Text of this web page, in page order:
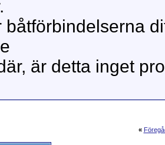
båtförbindelserna
är detta inget
«